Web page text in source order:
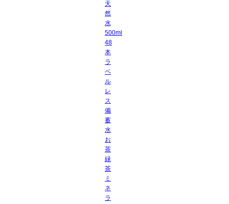
天
然
水
500ml
48
本
ラ
ベ
ル
レ
ス
備
蓄
水
お
茶
緑
茶
ミ
ネ
ラ